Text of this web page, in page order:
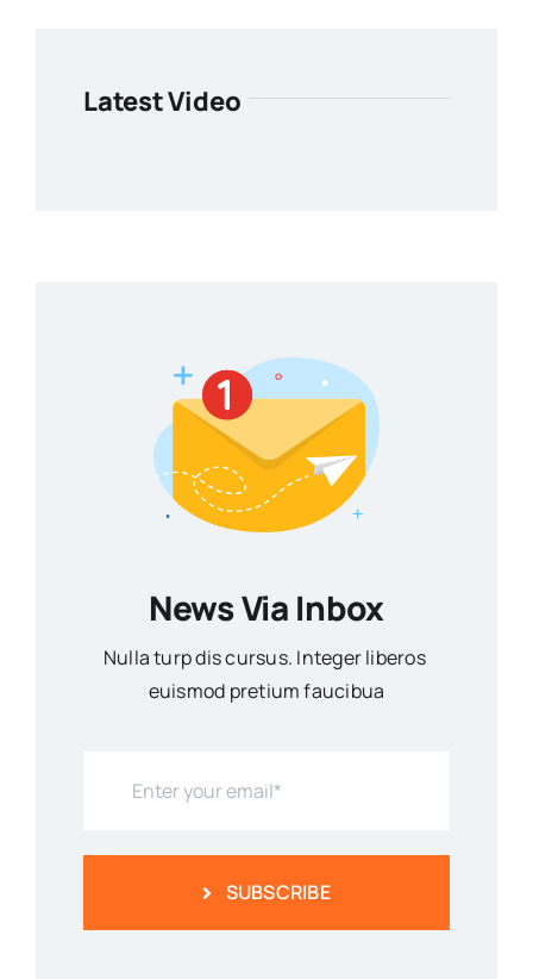
Latest Video
News Via Inbox
Nulla turp dis cursus. Integer liberos
euismod pretium faucibua
SUBSCRIBE